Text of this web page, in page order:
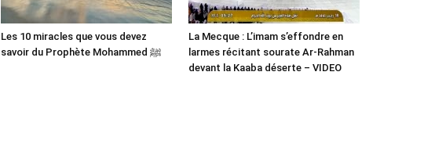
Les 10 miracles que vous devez
savoir du Prophète Mohammed ﷺ
La Mecque : L’imam s’effondre en
larmes récitant sourate Ar-Rahman
devant la Kaaba déserte – VIDEO